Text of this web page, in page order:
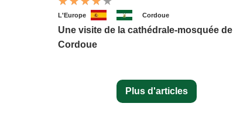
L'Europe Cordoue
Une visite de la cathédrale-mosquée de
Cordoue
Plus d'articles